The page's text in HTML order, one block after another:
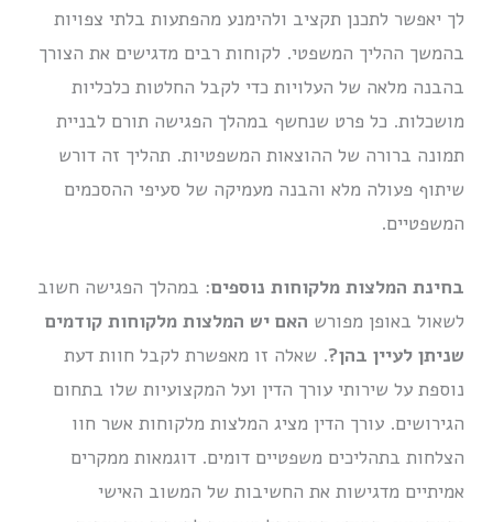
לך יאפשר לתכנן תקציב ולהימנע מהפתעות בלתי צפויות
בהמשך ההליך המשפטי. לקוחות רבים מדגישים את הצורך
בהבנה מלאה של העלויות כדי לקבל החלטות כלכליות
מושכלות. כל פרט שנחשף במהלך הפגישה תורם לבניית
תמונה ברורה של ההוצאות המשפטיות. תהליך זה דורש
שיתוף פעולה מלא והבנה מעמיקה של סעיפי ההסכמים
המשפטיים.
בחינת המלצות מלקוחות נוספים: במהלך הפגישה חשוב
לשאול באופן מפורש האם יש המלצות מלקוחות קודמים
שניתן לעיין בהן?. שאלה זו מאפשרת לקבל חוות דעת
נוספת על שירותי עורך הדין ועל המקצועיות שלו בתחום
הגירושים. עורך הדין מציג המלצות מלקוחות אשר חוו
הצלחות בתהליכים משפטיים דומים. דוגמאות ממקרים
אמיתיים מדגישות את החשיבות של המשוב האישי